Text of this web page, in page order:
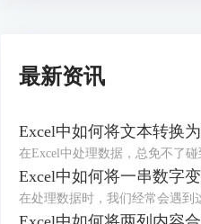
最新资讯